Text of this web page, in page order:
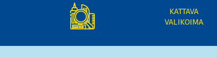
KATTAVA
VALIKOIMA